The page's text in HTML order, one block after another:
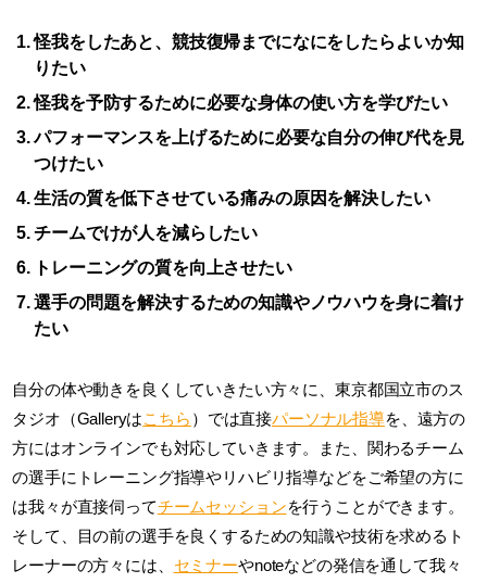
怪我をしたあと、競技復帰までになにをしたらよいか知
りたい
怪我を予防するために必要な身体の使い方を学びたい
パフォーマンスを上げるために必要な自分の伸び代を見
つけたい
生活の質を低下させている痛みの原因を解決したい
チームでけが人を減らしたい
トレーニングの質を向上させたい
選手の問題を解決するための知識やノウハウを身に着け
たい
自分の体や動きを良くしていきたい方々に、東京都国立市のス
タジオ（Galleryはこちら ）では直接パーソナル指導を、遠方の
方にはオンラインでも対応していきます。また、関わるチーム
の選手にトレーニング指導やリハビリ指導などをご希望の方に
は我々が直接伺ってチームセッションを行うことができます。
そして、目の前の選手を良くするための知識や技術を求めるト
レーナーの方々には、 セミナーやnoteなどの発信を通して我々